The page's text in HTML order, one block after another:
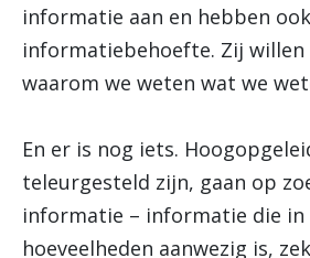
informatie aan en hebben
informatiebehoefte. Zij willen
waarom we weten wat we
En er is nog iets.
teleurgesteld zijn, gaan op
informatie – informatie die in
hoeveelheden aanwezig is,